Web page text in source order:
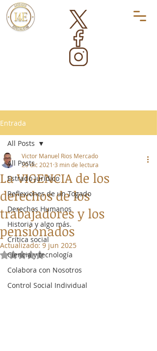
Entrada
All Posts
Estrado Jurídico
Reflexiones de un Togado
Derechos Humanos
Historia y algo más.
Crítica social
Ciencia y tecnología
Colabora con Nosotros
Control Social Individual
All Posts
La VIGENCIA de los
derechos de los
trabajadores y los
pensionados
Victor Manuel Rios Mercado
20 dic 2021 3 min de lectura
Actualizado:9 jun 2025
Obtuvo NaN de 5 estrellas.